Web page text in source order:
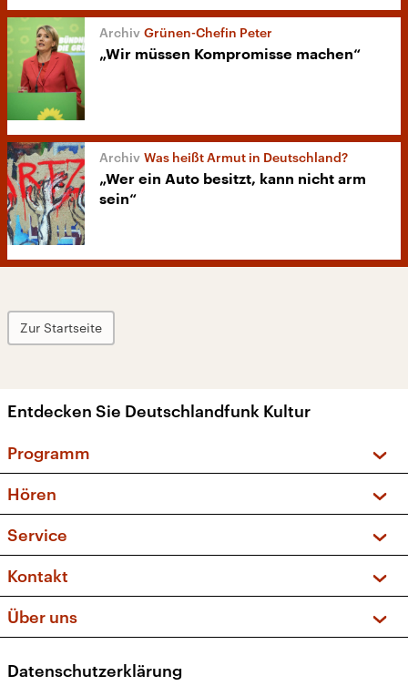
Grünen-Chefin Peter
„Wir müssen Kompromisse machen“
Was heißt Armut in Deutschland?
„Wer ein Auto besitzt, kann nicht arm
sein“
Zur Startseite
Entdecken Sie Deutschlandfunk Kultur
Programm
Sendungen und Podcasts
Musikliste
Kakadu – Das Kinderprogramm
Hören
Frequenzen (UKW + DAB+)
Service
FAQ
Apps
Newsletter
Kontakt
Social Media
Über uns
Presse
Datenschutzerklärung